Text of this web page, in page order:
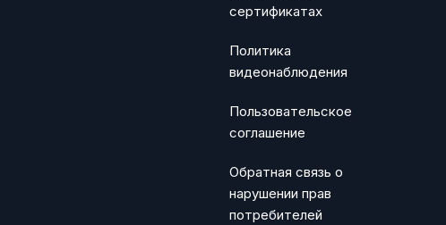
сертификатах
Политика
видеонаблюдения
Пользовательское
соглашение
Обратная связь о
нарушении прав
потребителей